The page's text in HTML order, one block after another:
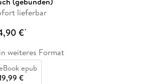
lieferbar
€*
weiteres Format
epub
€